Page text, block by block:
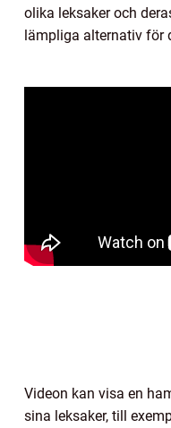
olika leksaker och
lämpliga alternativ för
Videon kan visa en
sina leksaker, till